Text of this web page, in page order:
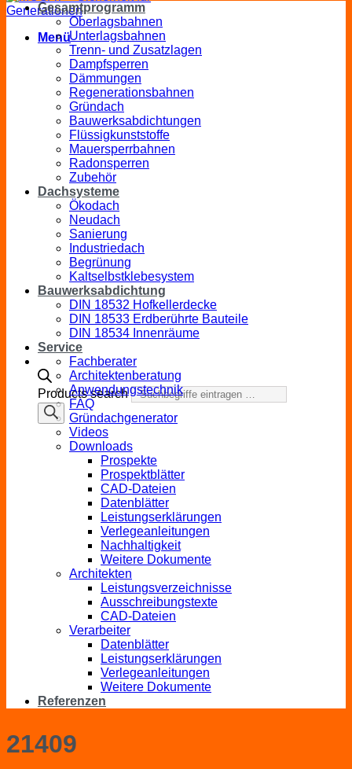
Menü
Products search
Gesamtprogramm
Oberlagsbahnen
Unterlagsbahnen
Trenn- und Zusatzlagen
Dampfsperren
Dämmungen
Regenerationsbahnen
Gründach
Bauwerksabdichtungen
Flüssigkunststoffe
Mauersperrbahnen
Radonsperren
Zubehör
Dachsysteme
Ökodach
Neudach
Sanierung
Industriedach
Begrünung
Kaltselbstklebesystem
Bauwerksabdichtung
DIN 18532 Hofkellerdecke
DIN 18533 Erdberührte Bauteile
DIN 18534 Innenräume
Service
Fachberater
Architektenberatung
Anwendungstechnik
FAQ
Gründachgenerator
Videos
Downloads
Prospekte
Prospektblätter
CAD-Dateien
Datenblätter
Leistungserklärungen
Verlegeanleitungen
Nachhaltigkeit
Weitere Dokumente
Architekten
Leistungsverzeichnisse
Ausschreibungstexte
CAD-Dateien
Verarbeiter
Datenblätter
Leistungserklärungen
Verlegeanleitungen
Weitere Dokumente
Referenzen
21409